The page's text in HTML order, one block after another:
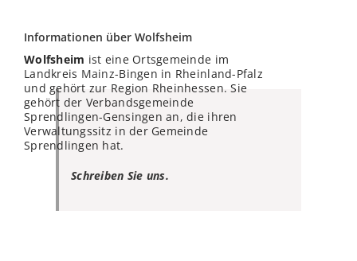
Informationen über Wolfsheim
Wolfsheim ist eine Ortsgemeinde im
Landkreis Mainz-Bingen in Rheinland-Pfalz
und gehört zur Region Rheinhessen. Sie
gehört der Verbandsgemeinde
Sprendlingen-Gensingen an, die ihren
Verwaltungssitz in der Gemeinde
Sprendlingen hat.
Schreiben Sie uns.